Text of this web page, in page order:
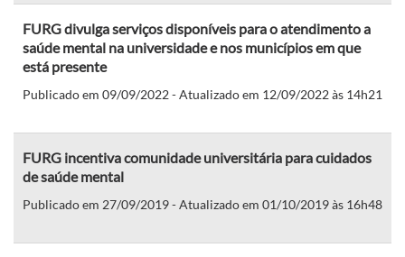
FURG divulga serviços disponíveis para o atendimento a
saúde mental na universidade e nos municípios em que
está presente
Publicado em 09/09/2022 - Atualizado em 12/09/2022 às 14h21
FURG incentiva comunidade universitária para cuidados
de saúde mental
Publicado em 27/09/2019 - Atualizado em 01/10/2019 às 16h48